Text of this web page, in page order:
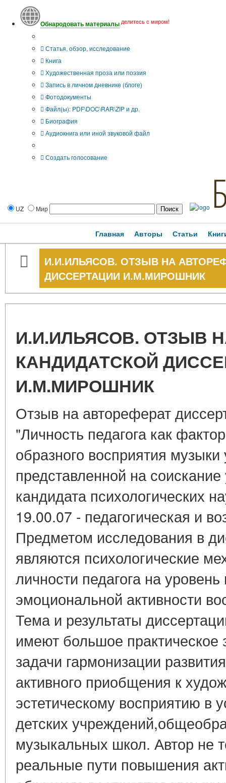
Обнародовать материалы делитесь с миром!
Статья, обзор, исследование
Книга
Художественная проза или поэзия
Запись в личном дневнике (блоге)
Фотодокументы
Файл(ы): PDF\DOC\RAR\ZIP и др.
Биография
Аудиокнига или иной звуковой файл
Создать голосование
UZ Мир
Главная Авторы Статьи
И.И.ИЛЬЯСОВ. ОТЗЫВ НА
ДИССЕРТАЦИИ И.М.МИРОШНИК
И.И.ИЛЬЯСОВ. ОТЗЫВ
КАНДИДАТСКОЙ
И.М.МИРОШНИК
Отзыв на автореферат
"Личность педагога как
образного восприятия
представленной на
кандидата психологических
19.00.07 - педагогическая и
Предметом исследования в
являются психологические
личности педагога на
эмоциональной активности
Тема и результаты
имеют большое
задачи гармонизации
активного приобщения к
эстетическому восприятию в
детских
музыкальных школ. Автор не
реальные пути повышения